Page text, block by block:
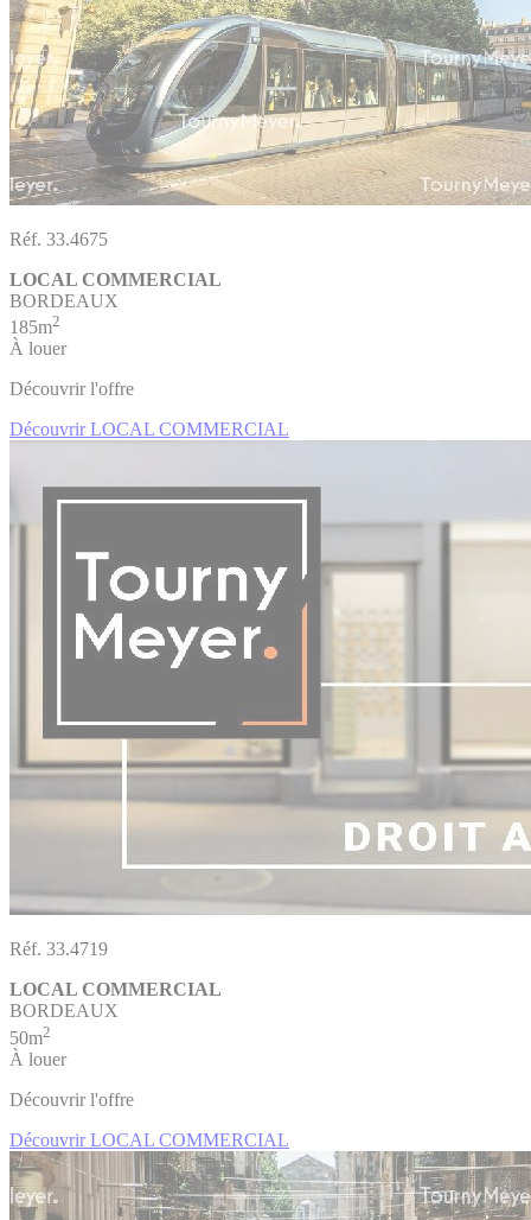
Réf. 33.4675
LOCAL COMMERCIAL
BORDEAUX
185m2
À louer
Découvrir l'offre
Découvrir LOCAL COMMERCIAL
Réf. 33.4719
LOCAL COMMERCIAL
BORDEAUX
50m2
À louer
Découvrir l'offre
Découvrir LOCAL COMMERCIAL